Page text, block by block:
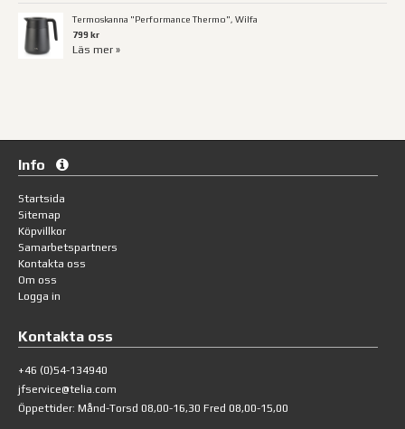
Termoskanna "Performance Thermo", Wilfa
799 kr
Läs mer »
Info
Startsida
Sitemap
Köpvillkor
Samarbetspartners
Kontakta oss
Om oss
Logga in
Kontakta oss
+46 (0)54-134940
jfservice@telia.com
Öppettider: Månd-Torsd 08,00-16,30 Fred 08,00-15,00